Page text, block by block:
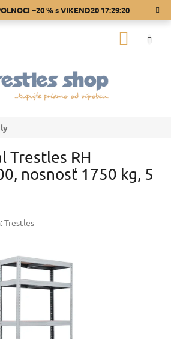
−20 % s VIKEND20 17:29:20
Trestles RH
nosnosť 1750 kg, 5
Trestles